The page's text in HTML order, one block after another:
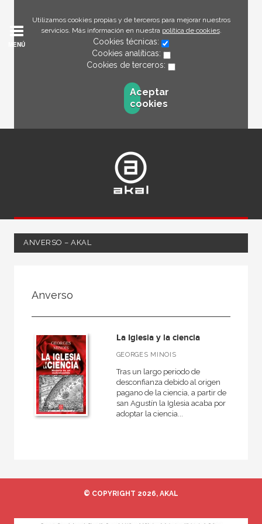
Utilizamos cookies propias y de terceros para mejorar nuestros
servicios. Más información en nuestra política de cookies.
Cookies técnicas:
Cookies analíticas:
Cookies de terceros:
Aceptar
cookies
MENÚ
ANVERSO – AKAL
Ciencias naturales y técnicas
Astronomía
MATERIAS
Matemáticas
Física y Química
Anverso
La Iglesia y la ciencia
GEORGES MINOIS
Tras un largo periodo de
desconfianza debido al origen
pagano de la ciencia, a partir de
san Agustín la Iglesia acaba por
adoptar la ciencia...
© COPYRIGHT 2026, AKAL